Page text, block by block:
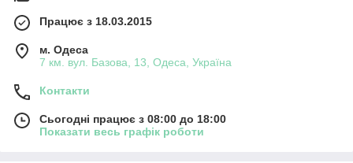
Працює з 18.03.2015
м. Одеса
7 км. вул. Базова, 13, Одеса, Україна
Контакти
Сьогодні працює з 08:00 до 18:00
Показати весь графік роботи